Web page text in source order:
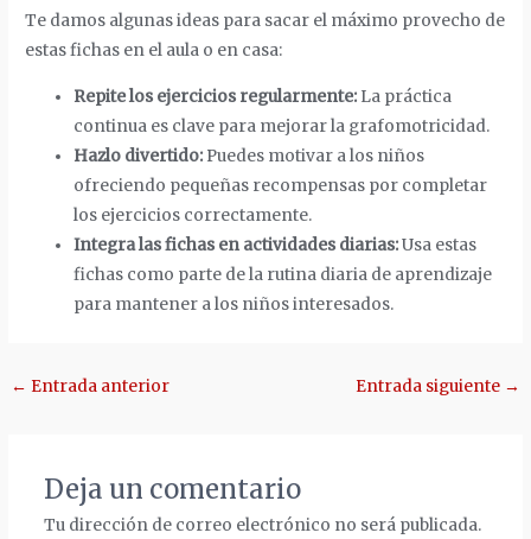
Te damos algunas ideas para sacar el máximo provecho de
estas fichas en el aula o en casa:
Repite los ejercicios regularmente: La práctica
continua es clave para mejorar la grafomotricidad.
Hazlo divertido: Puedes motivar a los niños
ofreciendo pequeñas recompensas por completar
los ejercicios correctamente.
Integra las fichas en actividades diarias:Usa estas
fichas como parte de la rutina diaria de aprendizaje
para mantener a los niños interesados.
Navegación
← Entrada anterior Entrada siguiente →
Deja un comentario
Tu dirección de correo electrónico no será publicada.